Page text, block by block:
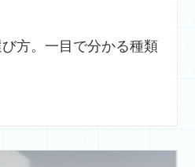
方。一目で分かる種類